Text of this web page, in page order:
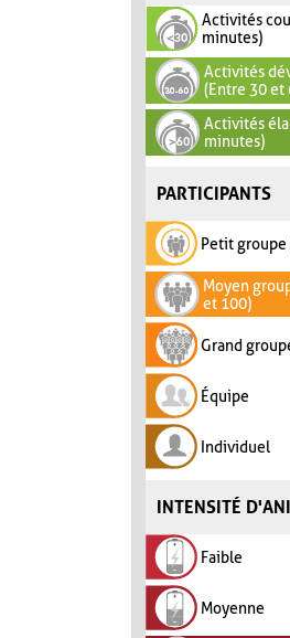
Activités
minutes)
Activités
(Entre 30 et
Activités
minutes)
PARTICIPANTS
Petit groupe
Moyen
et 100)
Grand
Équipe
Individuel
INTENSITÉ
Faible
Moyenne